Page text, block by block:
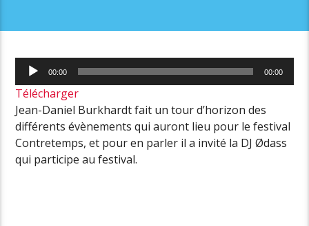
Lecteur
audio
00:00 00:00
Télécharger
Jean-Daniel Burkhardt fait un tour d’horizon des
différents évènements qui auront lieu pour le festival
Contretemps, et pour en parler il a invité la DJ Ødass
qui participe au festival.